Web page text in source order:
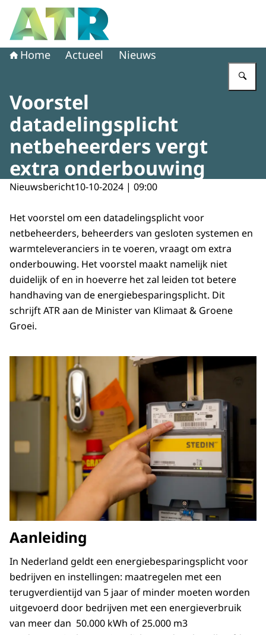
Naar de homepage van Adviescollege toetsing regeldruk
Home Actueel Nieuws
Voorstel
datadelingsplicht
netbeheerders vergt
extra onderbouwing
Nieuwsbericht10-10-2024 | 09:00
Het voorstel om een datadelingsplicht voor
netbeheerders, beheerders van gesloten systemen en
warmteleveranciers in te voeren, vraagt om extra
onderbouwing. Het voorstel maakt namelijk niet
duidelijk of en in hoeverre het zal leiden tot betere
handhaving van de energiebesparingsplicht. Dit
schrijft ATR aan de Minister van Klimaat & Groene
Groei.
Aanleiding
In Nederland geldt een energiebesparingsplicht voor
bedrijven en instellingen: maatregelen met een
terugverdientijd van 5 jaar of minder moeten worden
uitgevoerd door bedrijven met een energieverbruik
van meer dan 50.000 kWh of 25.000 m3